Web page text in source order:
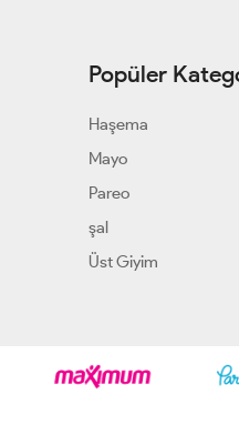
Popüler
Haşema
Mayo
Pareo
şal
Üst Giyim